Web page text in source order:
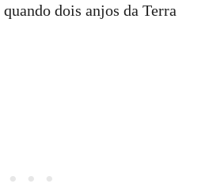
dois anjos da Terra